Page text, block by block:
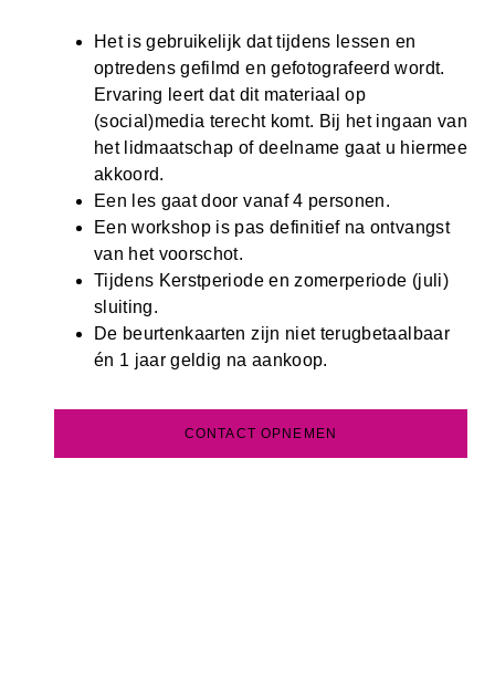
Het is gebruikelijk dat tijdens lessen en
optredens gefilmd en gefotografeerd wordt.
Ervaring leert dat dit materiaal op
(social)media terecht komt. Bij het ingaan van
het lidmaatschap of deelname gaat u hiermee
akkoord.
Een les gaat door vanaf 4 personen.
Een workshop is pas definitief na ontvangst
van het voorschot.
Tijdens Kerstperiode en zomerperiode (juli)
sluiting.
De beurtenkaarten zijn niet terugbetaalbaar
én 1 jaar geldig na aankoop.
CONTACT OPNEMEN